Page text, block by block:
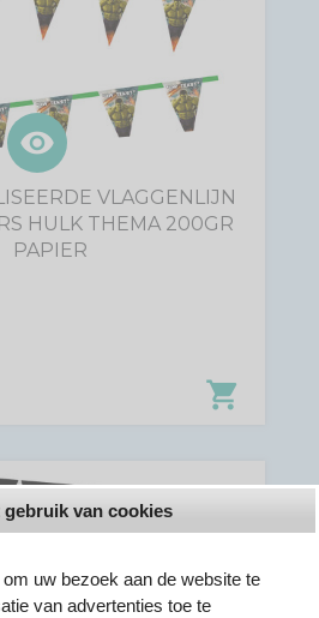
visibility
shopping_cart
VLAGGENLIJN
HULK THEMA 200GR
PAPIER
van cookies
uw bezoek aan de website te
van advertenties toe te